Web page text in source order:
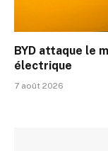
BYD attaque le
électrique
7 août 2026